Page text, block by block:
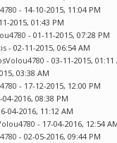
- 14-10-2015, 11:04 PM
2015, 01:43 PM
- 01-11-2015, 07:28 PM
- 02-11-2015, 06:54 AM
- 03-11-2015, 01:11
03:38 AM
- 17-12-2015, 12:00 PM
04-2016, 08:38 PM
04-2016, 11:12 AM
- 17-04-2016, 12:54
- 02-05-2016, 09:44 PM